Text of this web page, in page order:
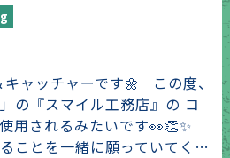
ャッチャーです🌼 この度、
の『スマイル工務店』の コ
用されるみたいです👀👏✨
ことを一緒に願っていてく…